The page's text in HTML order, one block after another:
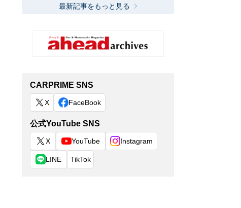
最新記事をもっと見る
CARPRIME SNS
X FaceBook
公式YouTube SNS
X YouTube Instagram
LINE TikTok